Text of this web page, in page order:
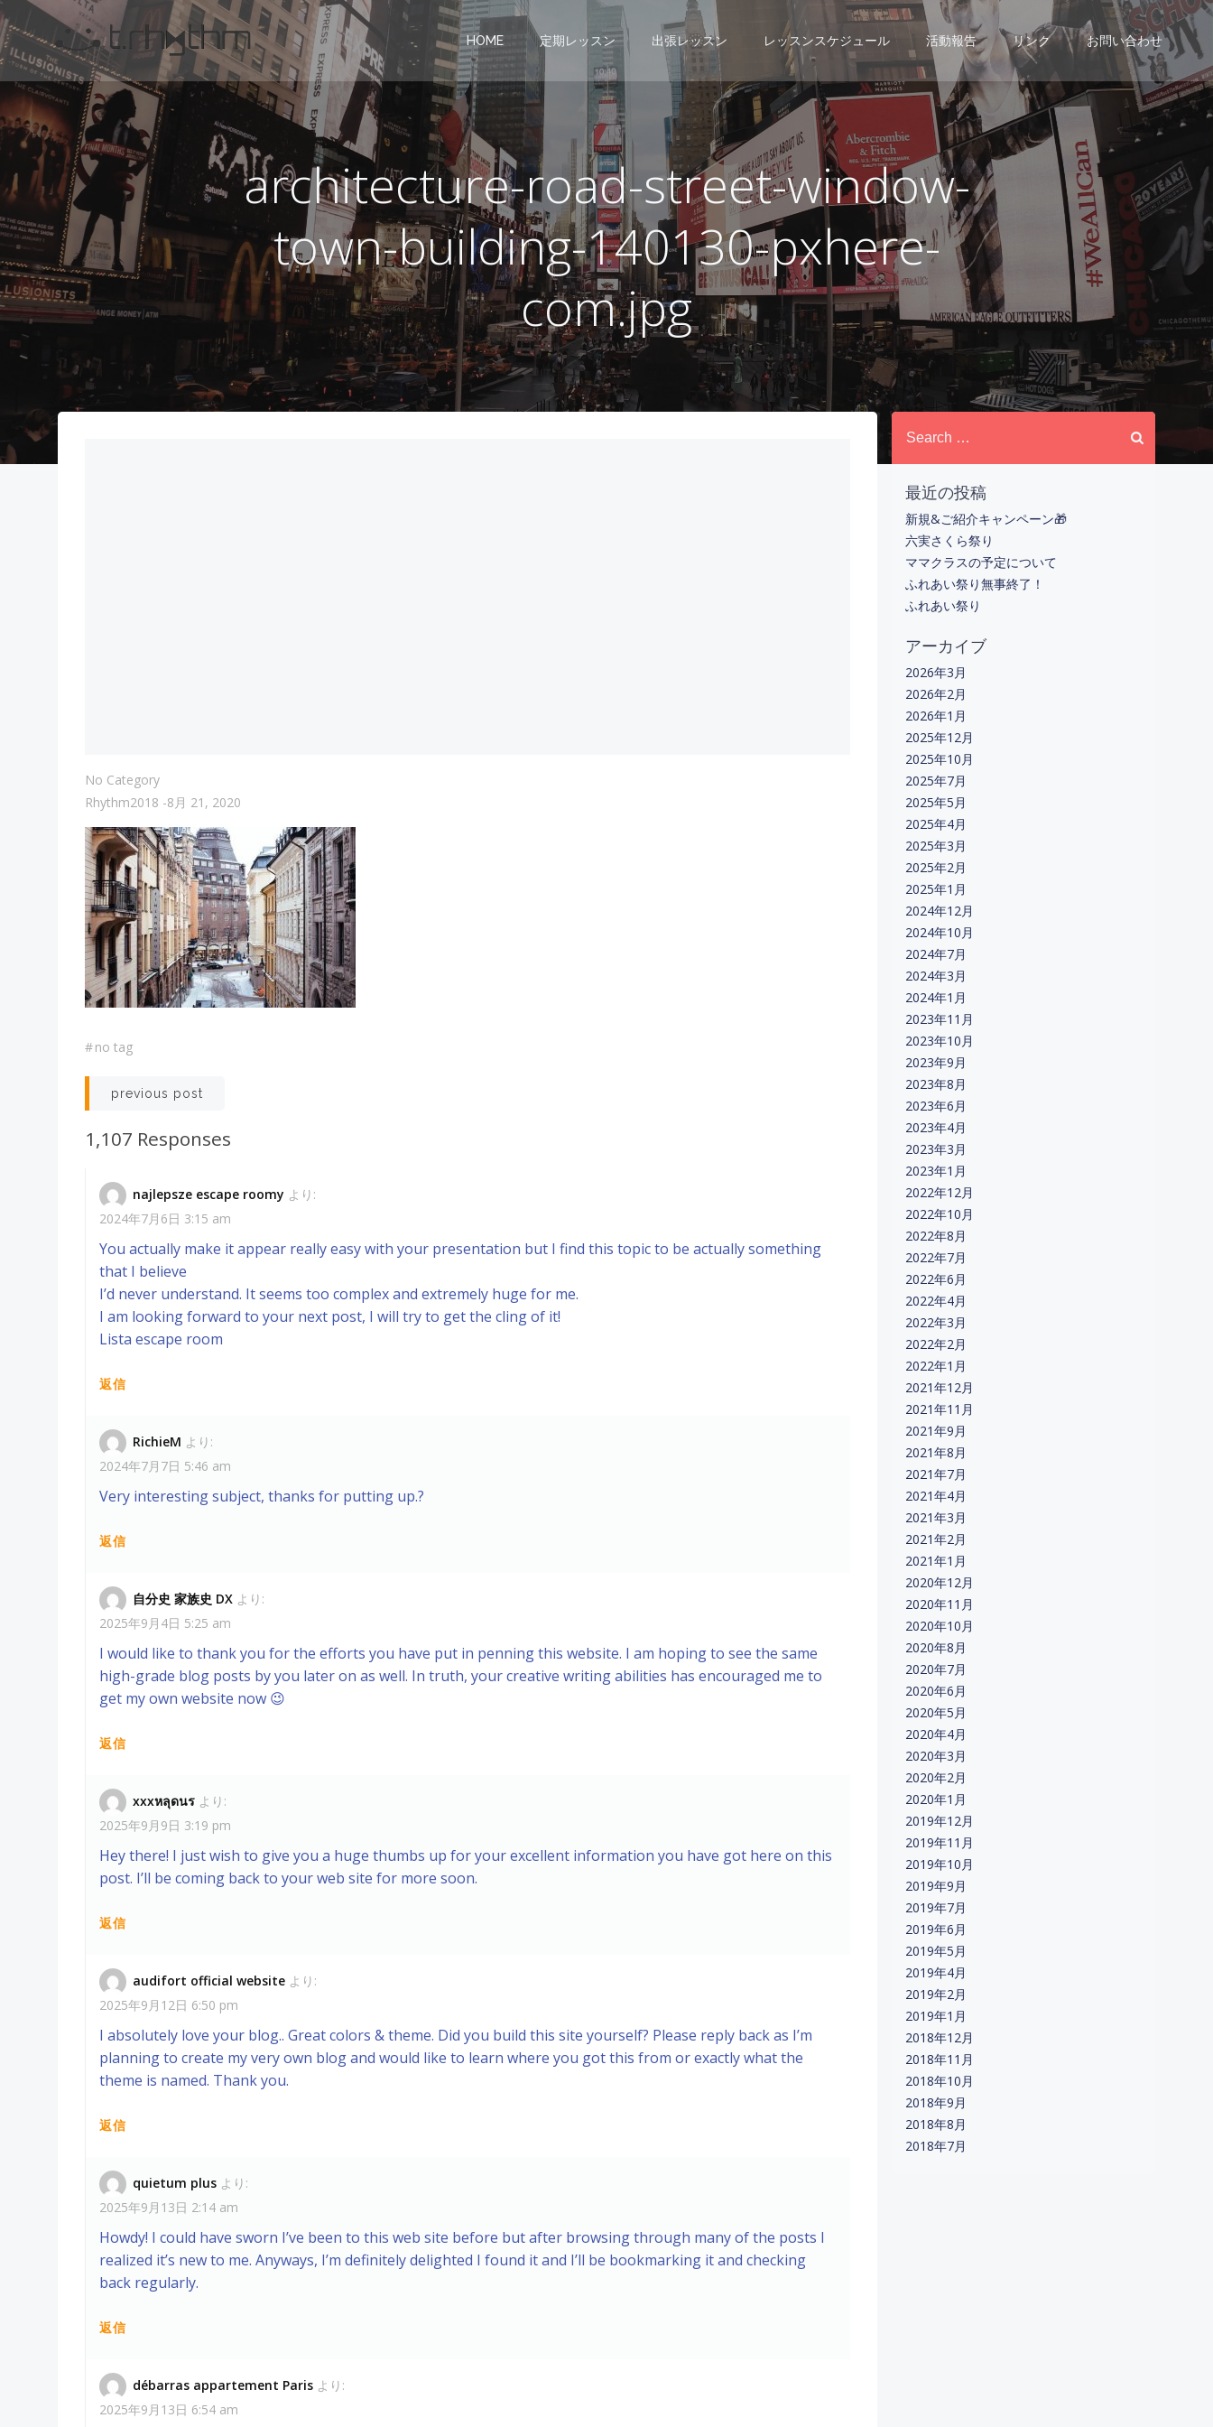
コ
ン
テ
ツ
へ
ス
キ
ッ
プ
HOME 定期レッスン 出張レッスン レッスンスケジュール 活動報告 リンク お問い合わせ
architecture-road-street-window-
town-building-140130-pxhere-
com.jpg
No Category
Rhythm2018 -8月 21, 2020
#no tag
投
稿
ナ
ビ
ゲ
ー
シ
ョ
ン
previous post
1,107 Responses
najlepsze escape roomy より:
2024年7月6日 3:15 am
You actually make it appear really easy with your presentation but I find this topic to be actually something
that I believe
I’d never understand. It seems too complex and extremely huge for me.
I am looking forward to your next post, I will try to get the cling of it!
Lista escape room
返信
RichieM より:
2024年7月7日 5:46 am
Very interesting subject, thanks for putting up.?
返信
自分史 家族史 DX より:
2025年9月4日 5:25 am
I would like to thank you for the efforts you have put in penning this website. I am hoping to see the same
high-grade blog posts by you later on as well. In truth, your creative writing abilities has encouraged me to
get my own website now 😉
返信
xxxหลุดนร より:
2025年9月9日 3:19 pm
Hey there! I just wish to give you a huge thumbs up for your excellent information you have got here on this
post. I’ll be coming back to your web site for more soon.
返信
audifort official website より:
2025年9月12日 6:50 pm
I absolutely love your blog.. Great colors & theme. Did you build this site yourself? Please reply back as I’m
planning to create my very own blog and would like to learn where you got this from or exactly what the
theme is named. Thank you.
返信
quietum plus より:
2025年9月13日 2:14 am
Howdy! I could have sworn I’ve been to this web site before but after browsing through many of the posts I
realized it’s new to me. Anyways, I’m definitely delighted I found it and I’ll be bookmarking it and checking
back regularly.
返信
débarras appartement Paris より:
2025年9月13日 6:54 am
Search
for:
最近の投稿
新規&ご紹介キャンペーン🎁
六実さくら祭り
ママクラスの予定について
ふれあい祭り無事終了！
ふれあい祭り
アーカイブ
2026年3月
2026年2月
2026年1月
2025年12月
2025年10月
2025年7月
2025年5月
2025年4月
2025年3月
2025年2月
2025年1月
2024年12月
2024年10月
2024年7月
2024年3月
2024年1月
2023年11月
2023年10月
2023年9月
2023年8月
2023年6月
2023年4月
2023年3月
2023年1月
2022年12月
2022年10月
2022年8月
2022年7月
2022年6月
2022年4月
2022年3月
2022年2月
2022年1月
2021年12月
2021年11月
2021年9月
2021年8月
2021年7月
2021年4月
2021年3月
2021年2月
2021年1月
2020年12月
2020年11月
2020年10月
2020年8月
2020年7月
2020年6月
2020年5月
2020年4月
2020年3月
2020年2月
2020年1月
2019年12月
2019年11月
2019年10月
2019年9月
2019年7月
2019年6月
2019年5月
2019年4月
2019年2月
2019年1月
2018年12月
2018年11月
2018年10月
2018年9月
2018年8月
2018年7月